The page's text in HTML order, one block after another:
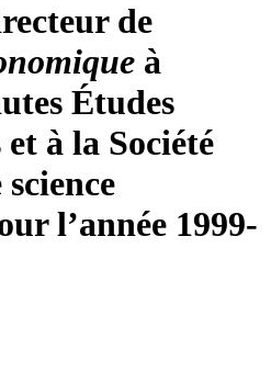
de
à
Études
à la Société
l’année 1999-